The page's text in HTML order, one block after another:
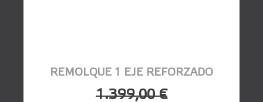
REMOLQUE 1 EJE REFORZADO
1.399,00 €